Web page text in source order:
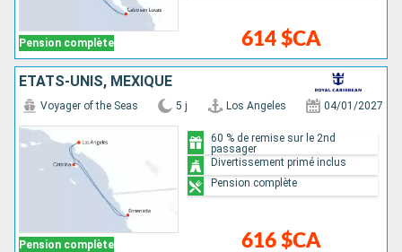
Pension complète 614 $CA
ÉTATS-UNIS, MEXIQUE
Pension complète
Voyager of the Seas 5 j Los Angeles 04/01/2027
616 $CA
60 % de remise sur le 2nd
passager
Divertissement primé inclus
Pension complète